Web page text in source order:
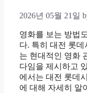
2026년 05월 21일
영화를 보는 방법
다. 특히 대전 롯
는 현대적인 영화
다임을 제시하고
에서는 대전 롯데
에 대해 자세히 알